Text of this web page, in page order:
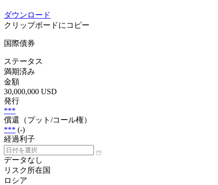
ダウンロード
クリップボードにコピー
国際債券
ステータス
満期済み
金額
30,000,000 USD
発行
***
償還（プット/コール権）
*** (-)
経過利子
データなし
リスク所在国
ロシア